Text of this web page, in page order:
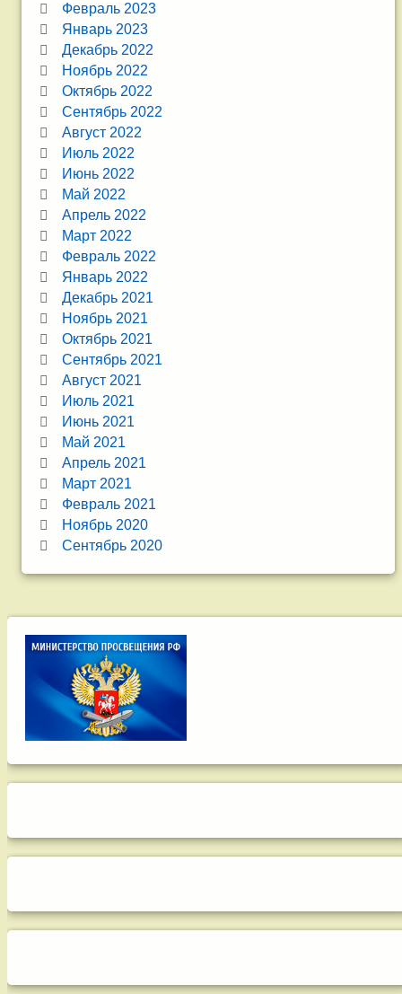
Февраль 2023
Январь 2023
Декабрь 2022
Ноябрь 2022
Октябрь 2022
Сентябрь 2022
Август 2022
Июль 2022
Июнь 2022
Май 2022
Апрель 2022
Март 2022
Февраль 2022
Январь 2022
Декабрь 2021
Ноябрь 2021
Октябрь 2021
Сентябрь 2021
Август 2021
Июль 2021
Июнь 2021
Май 2021
Апрель 2021
Март 2021
Февраль 2021
Ноябрь 2020
Сентябрь 2020
Снизу